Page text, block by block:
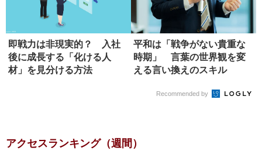
即戦力は非現実的？ 入社
後に成長する「化ける人
材」を見分ける方法
平和は「戦争がない貴重な
時期」 言葉の世界観を変
える言い換えのスキル
Recommended by
アクセスランキング（週間）